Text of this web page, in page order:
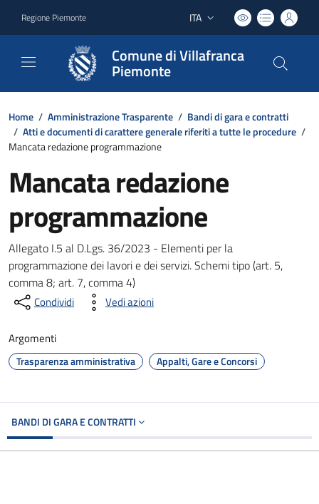
Regione Piemonte Lingua attiva:
ITA
Comune di Villafranca
Piemonte
Home / Amministrazione Trasparente / Bandi di gara e contratti
/ Atti e documenti di carattere generale riferiti a tutte le procedure /
Mancata redazione programmazione
Mancata redazione
programmazione
Allegato I.5 al D.Lgs. 36/2023 - Elementi per la
programmazione dei lavori e dei servizi. Schemi tipo (art. 5,
comma 8; art. 7, comma 4)
Condividi Vedi azioni
Argomenti
Trasparenza amministrativa Appalti, Gare e Concorsi
BANDI DI GARA E CONTRATTI